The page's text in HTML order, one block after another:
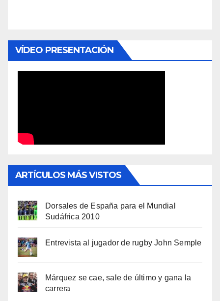
VÍDEO PRESENTACIÓN
ARTÍCULOS MÁS VISTOS
Dorsales de España para el Mundial
Sudáfrica 2010
Entrevista al jugador de rugby John Semple
Márquez se cae, sale de último y gana la
carrera